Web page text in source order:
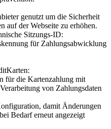
genutzt um die Sicherheit
auf der Webseite zu erhöhen.
Sitzungs-ID:
für Zahlungsabwicklung
für die Kartenzahlung mit
von Zahlungsdaten
damit Änderungen
Bedarf erneut angezeigt